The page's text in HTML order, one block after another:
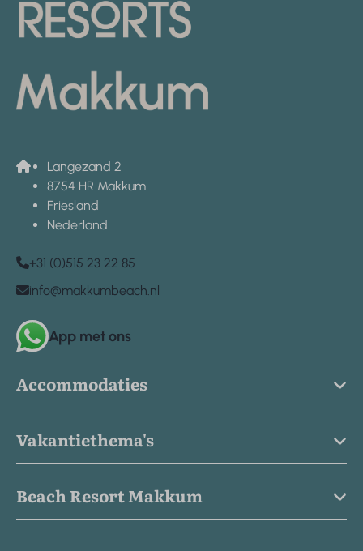
Langezand 2
8754 HR Makkum
Friesland
Nederland
+31 (0)515 23 22 85
info@makkumbeach.nl
App met ons
Accommodaties
Vakantiethema's
Beach Resort Makkum